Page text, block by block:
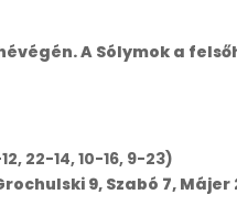
A Sólymok a
22-14, 10-16, 9-23)
9, Szabó 7,